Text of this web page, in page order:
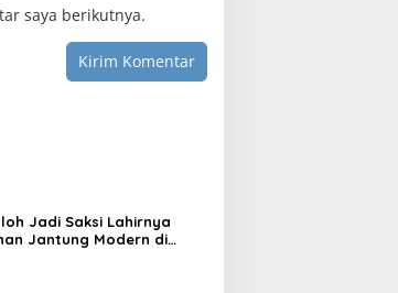
saya berikutnya.
Jadi Saksi Lahirnya
Jantung Modern di